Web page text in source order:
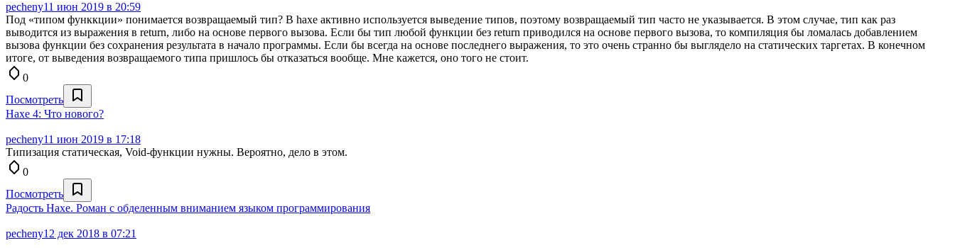
pecheny11 июн 2019 в 20:59
Под «типом функкции» понимается возвращаемый тип? В haxe активно используется выведение типов, поэтому возвращаемый тип часто не указывается. В этом случае, тип как раз
выводится из выражения в return, либо на основе первого вызова. Если бы тип любой функции без return приводился на основе первого вызова, то компиляция бы ломалась добавлением
вызова функции без сохранения результата в начало программы. Если бы всегда на основе последнего выражения, то это очень странно бы выглядело на статических таргетах. В конечном
итоге, от выведения возвращаемого типа пришлось бы отказаться вообще. Мне кажется, оно того не стоит.
0
Посмотреть
Haxe 4: Что нового?
pecheny11 июн 2019 в 17:18
Типизация статическая, Void-функции нужны. Вероятно, дело в этом.
0
Посмотреть
Радость Haxe. Роман с обделенным вниманием языком программирования
pecheny12 дек 2018 в 07:21